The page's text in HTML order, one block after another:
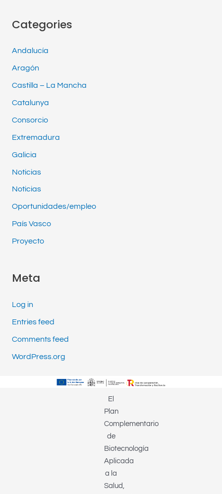
Categories
Andalucía
Aragón
Castilla – La Mancha
Catalunya
Consorcio
Extremadura
Galicia
Noticias
Noticias
Oportunidades/empleo
País Vasco
Proyecto
Meta
Log in
Entries feed
Comments feed
WordPress.org
El
Plan
Complementario
de
Biotecnología
Aplicada
a la
Salud,